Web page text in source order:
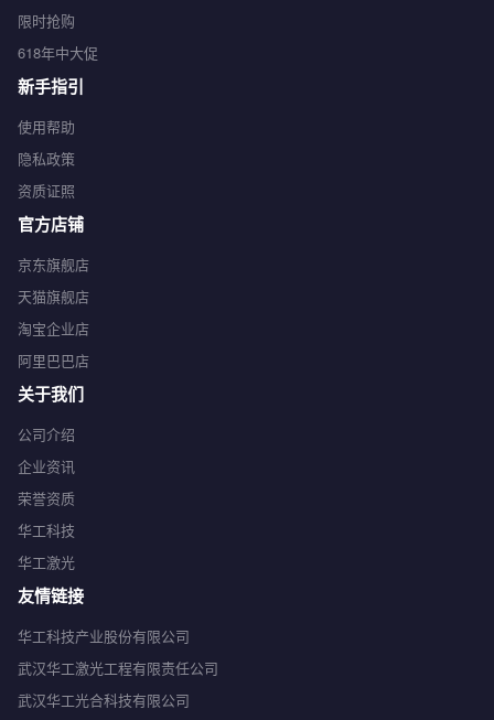
限时抢购
618年中大促
新手指引
使用帮助
隐私政策
资质证照
官方店铺
京东旗舰店
天猫旗舰店
淘宝企业店
阿里巴巴店
关于我们
公司介绍
企业资讯
荣誉资质
华工科技
华工激光
友情链接
华工科技产业股份有限公司
武汉华工激光工程有限责任公司
武汉华工光合科技有限公司